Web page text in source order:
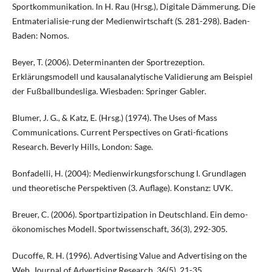
Sportkommunikation. In H. Rau (Hrsg.), Digitale Dämmerung. Die
Entmaterialisie-rung der Medienwirtschaft (S. 281-298). Baden-
Baden: Nomos.
Beyer, T. (2006). Determinanten der Sportrezeption.
Erklärungsmodell und kausalanalytische Validierung am Beispiel
der Fußballbundesliga. Wiesbaden: Springer Gabler.
Blumer, J. G., & Katz, E. (Hrsg.) (1974). The Uses of Mass
Communications. Current Perspectives on Grati-fications
Research. Beverly Hills, London: Sage.
Bonfadelli, H. (2004): Medienwirkungsforschung I. Grundlagen
und theoretische Perspektiven (3. Auflage). Konstanz: UVK.
Breuer, C. (2006). Sportpartizipation in Deutschland. Ein demo-
ökonomisches Modell. Sportwissenschaft, 36(3), 292-305.
Ducoffe, R. H. (1996). Advertising Value and Advertising on the
Web. Journal of Advertising Research, 36(5), 21-35.